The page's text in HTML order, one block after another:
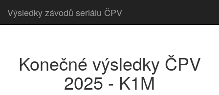
Výsledky závodů seriálu ČPV
Konečné výsledky ČPV
2025- K1M